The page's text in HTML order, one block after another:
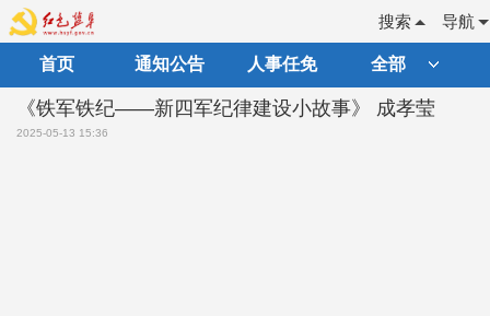
导航
搜索
首页 通知公告 人事任免 全部
《铁军铁纪——新四军纪律建设小故事》 成孝莹
2025-05-13 15:36